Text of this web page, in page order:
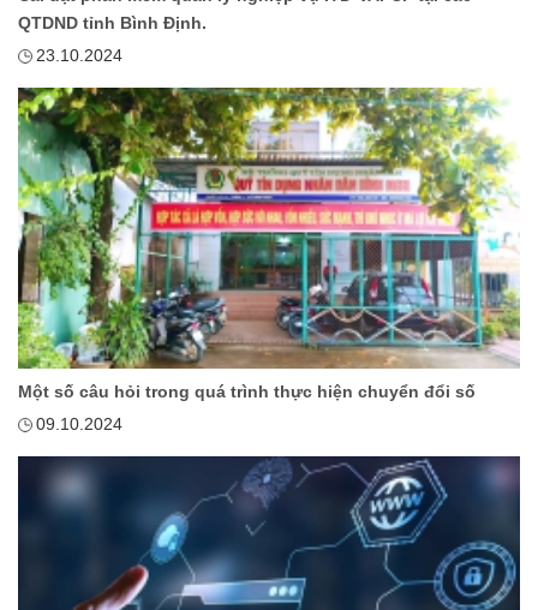
QTDND tỉnh Bình Định.
23.10.2024
Một số câu hỏi trong quá trình thực hiện chuyển đổi số
09.10.2024